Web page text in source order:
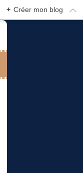
+ Créer mon blog